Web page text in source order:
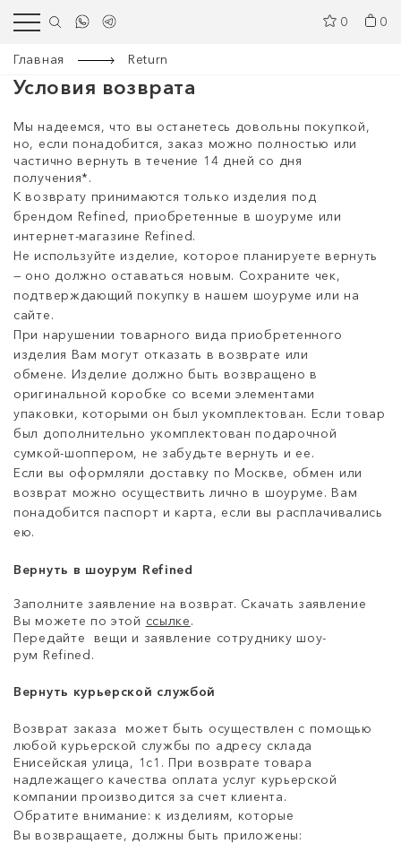
0 0
Главная Return
Условия возврата
Мы надеемся, что вы останетесь довольны покупкой,
но, если понадобится, заказ можно полностью или
частично вернуть в течение 14 дней со дня
получения*.
К возврату принимаются только изделия под
брендом Refined, приобретенные в шоуруме или
интернет-магазине Refined.
Не используйте изделие, которое планируете вернуть
— оно должно оставаться новым. Сохраните чек,
подтверждающий покупку в нашем шоуруме или на
сайте.
При нарушении товарного вида приобретенного
изделия Вам могут отказать в возврате или
обмене. Изделие должно быть возвращено в
оригинальной коробке со всеми элементами
упаковки, которыми он был укомплектован. Если товар
был дополнительно укомплектован подарочной
сумкой-шоппером, не забудьте вернуть и ее.
Если вы оформляли доставку по Москве, обмен или
возврат можно осуществить лично в шоуруме. Вам
понадобится паспорт и карта, если вы расплачивались
ею.
Вернуть в шоурум Refined
Заполните заявление на возврат. Скачать заявление
Вы можете по этой ссылке.
Передайте вещи и заявление сотруднику шоу-
рум Refined.
Вернуть курьерской службой
Возврат заказа может быть осуществлен с помощью
любой курьерской службы по адресу склада
Енисейская улица, 1с1. При возврате товара
надлежащего качества оплата услуг курьерской
компании производится за счет клиента.
Обратите внимание: к изделиям, которые
Вы возвращаете, должны быть приложены: